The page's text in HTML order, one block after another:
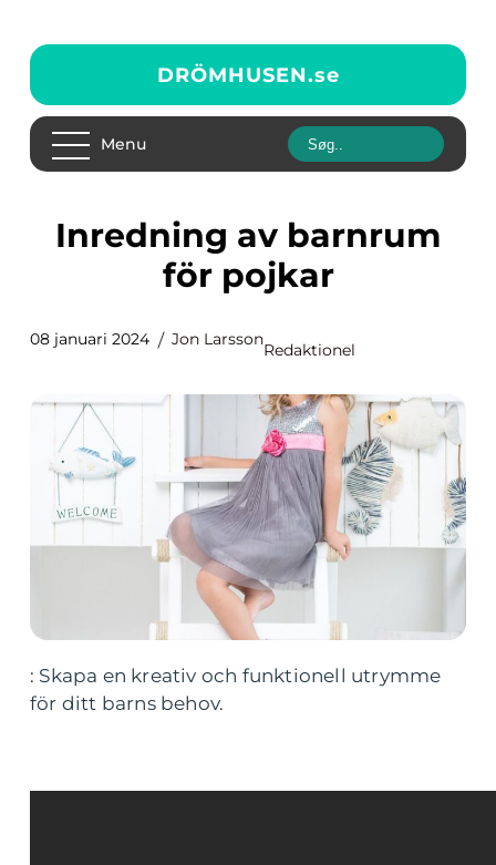
DRÖMHUSEN.se
Menu
Inredning av barnrum
för pojkar
08 januari 2024 Jon Larsson
Redaktionel
: Skapa en kreativ och funktionell utrymme
för ditt barns behov.